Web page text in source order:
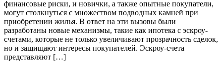
финансовые риски, и новички, а также опытные покупатели,
могут столкнуться с множеством подводных камней при
приобретении жилья. В ответ на эти вызовы были
разработаны новые механизмы, такие как ипотека с эскроу-
счетами, которые не только увеличивают прозрачность сделок,
но и защищают интересы покупателей. Эскроу-счета
представляют […]